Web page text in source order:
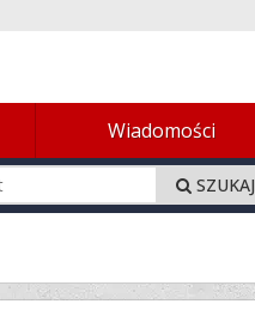
Wiadomości
SZUKAJ